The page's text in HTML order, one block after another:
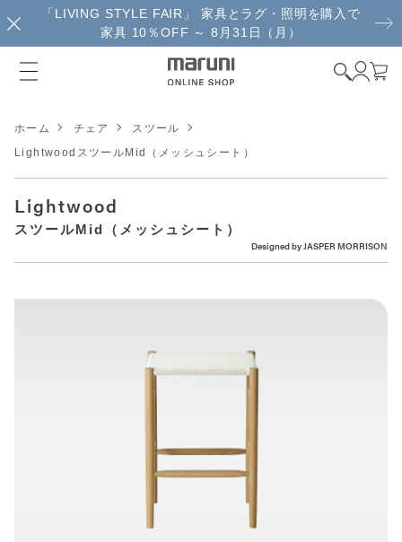
「LIVING STYLE FAIR」 家具とラグ・照明を購入で
家具 10％OFF ～ 8月31日（月）
ホーム チェア
スツール
LightwoodスツールMid（メッシュシート）
Lightwood
スツールMid（メッシュシート）
Designed byJASPER MORRISON